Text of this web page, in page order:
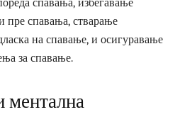
спавања, избегавање
пре спавања, стварање
на спавање, и осигуравање
за спавање.
ментална